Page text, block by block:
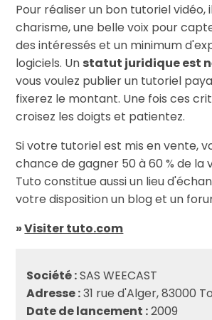
Pour réaliser un bon tutoriel vidéo,
charisme, une belle voix pour
des intéressés et un minimum
logiciels. Un statut juridique est
vous voulez publier un tutoriel
fixerez le montant. Une fois ces
croisez les doigts et patientez.
Si votre tutoriel est mis en vente,
chance de gagner 50 à 60 % de la
Tuto constitue aussi un lieu
votre disposition un blog et un
»Visiter tuto.com
Société :SAS WEECAST
Adresse :31 rue d'Alger, 83000
Date de lancement :2009